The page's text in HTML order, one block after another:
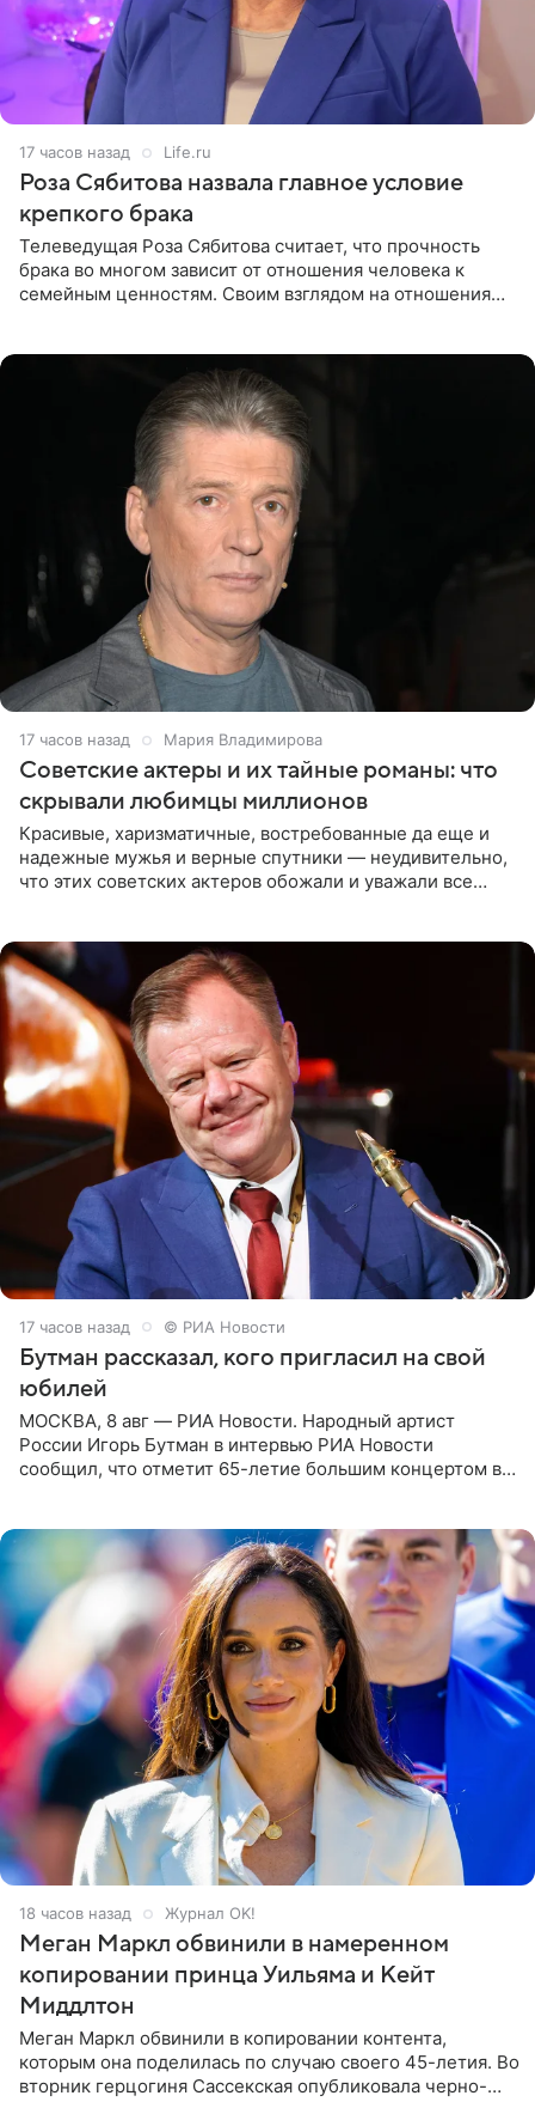
17 часов назад Life.ru
Роза Сябитова назвала главное условие
крепкого брака
Телеведущая Роза Сябитова считает, что прочность
брака во многом зависит от отношения человека к
семейным ценностям. Своим взглядом на отношения
17 часов назад Мария Владимирова
Советские актеры и их тайные романы: что
скрывали любимцы миллионов
Красивые, харизматичные, востребованные да еще и
надежные мужья и верные спутники — неудивительно,
что этих советских актеров обожали и уважали все
17 часов назад © РИА Новости
Бутман рассказал, кого пригласил на свой
юбилей
МОСКВА, 8 авг — РИА Новости. Народный артист
России Игорь Бутман в интервью РИА Новости
сообщил, что отметит 65-летие большим концертом в
18 часов назад Журнал OK!
Меган Маркл обвинили в намеренном
копировании принца Уильяма и Кейт
Миддлтон
Меган Маркл обвинили в копировании контента,
которым она поделилась по случаю своего 45-летия. Во
вторник герцогиня Сассекская опубликовала черно-